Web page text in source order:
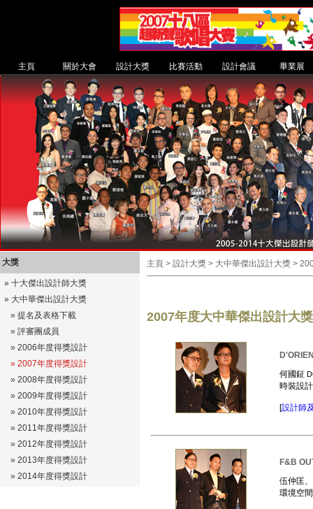
主頁 關於大會 設計大獎 比賽活動 設計會議 畢業展
大獎
» 十大傑出設計師大獎
» 大中華傑出設計大獎
» 提名及表格下載
» 評審團成員
» 2006年度得獎設計
» 2007年度得獎設計
» 2008年度得獎設計
» 2009年度得獎設計
» 2010年度得獎設計
» 2011年度得獎設計
» 2012年度得獎設計
» 2013年度得獎設計
» 2014年度得獎設計
主頁 > 設計大獎 > 大中華傑出設計大獎 >
2007年度大中華傑出設計大
何國鉦
時裝設
[設計師
F&B
伍仲匡
環境空